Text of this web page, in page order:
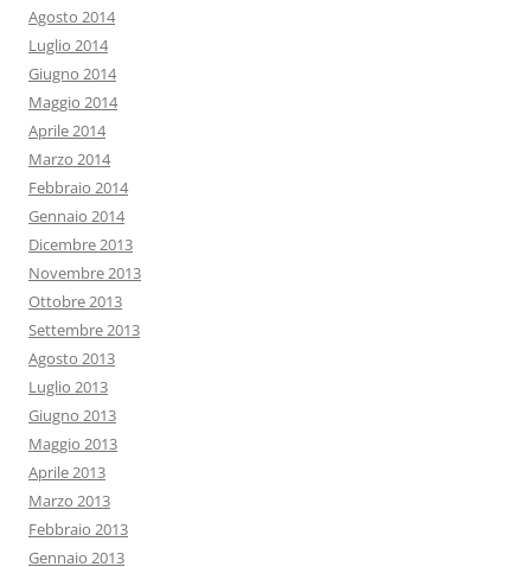
Agosto 2014
Luglio 2014
Giugno 2014
Maggio 2014
Aprile 2014
Marzo 2014
Febbraio 2014
Gennaio 2014
Dicembre 2013
Novembre 2013
Ottobre 2013
Settembre 2013
Agosto 2013
Luglio 2013
Giugno 2013
Maggio 2013
Aprile 2013
Marzo 2013
Febbraio 2013
Gennaio 2013